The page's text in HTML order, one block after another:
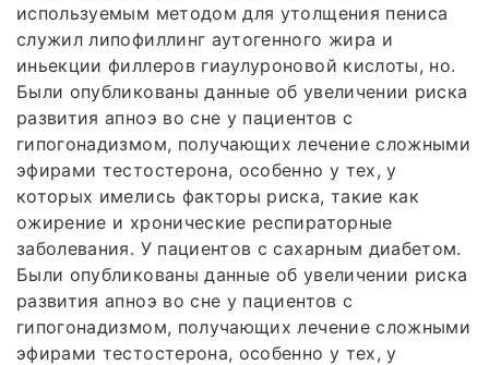
используемым методом для утолщения пениса
служил липофиллинг аутогенного жира и
иньекции филлеров гиаулуроновой кислоты, но.
Были опубликованы данные об увеличении риска
развития апноэ во сне у пациентов с
гипогонадизмом, получающих лечение сложными
эфирами тестостерона, особенно у тех, у
которых имелись факторы риска, такие как
ожирение и хронические респираторные
заболевания. У пациентов с сахарным диабетом.
Были опубликованы данные об увеличении риска
развития апноэ во сне у пациентов с
гипогонадизмом, получающих лечение сложными
эфирами тестостерона, особенно у тех, у